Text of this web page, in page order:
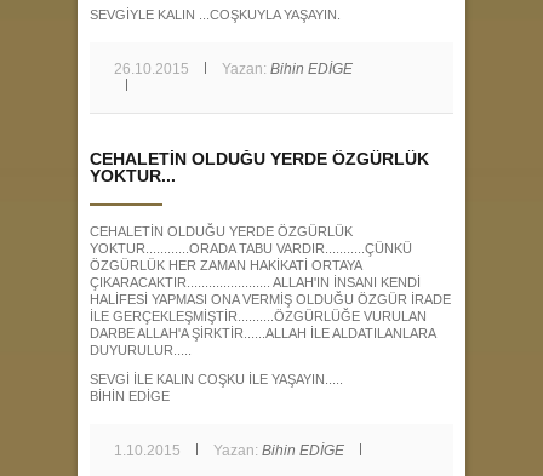
SEVGİYLE KALIN ...COŞKUYLA YAŞAYIN.
26.10.2015 Yazan: Bihin EDİGE
CEHALETİN OLDUĞU YERDE ÖZGÜRLÜK
YOKTUR...
CEHALETİN OLDUĞU YERDE ÖZGÜRLÜK
YOKTUR............ORADA TABU VARDIR...........ÇÜNKÜ
ÖZGÜRLÜK HER ZAMAN HAKİKATİ ORTAYA
ÇIKARACAKTIR....................... ALLAH'IN İNSANI KENDİ
HALİFESİ YAPMASI ONA VERMİŞ OLDUĞU ÖZGÜR İRADE
İLE GERÇEKLEŞMİŞTİR..........ÖZGÜRLÜĞE VURULAN
DARBE ALLAH'A ŞİRKTİR......ALLAH İLE ALDATILANLARA
DUYURULUR.....
SEVGİ İLE KALIN COŞKU İLE YAŞAYIN.....
BİHİN EDİGE
1.10.2015 Yazan: Bihin EDİGE